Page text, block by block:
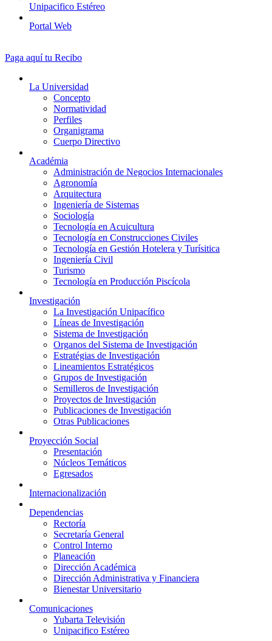
Unipacifico Estéreo
Portal Web
Paga aquí tu Recibo
La Universidad
Concepto
Normatividad
Perfiles
Organigrama
Cuerpo Directivo
Académia
Administración de Negocios Internacionales
Agronomía
Arquitectura
Ingeniería de Sistemas
Sociología
Tecnología en Acuicultura
Tecnología en Construcciones Civiles
Tecnología en Gestión Hotelera y Turísitica
Ingeniería Civil
Turismo
Tecnología en Producción Piscícola
Investigación
La Investigación Unipacífico
Líneas de Investigación
Sistema de Investigación
Organos del Sistema de Investigación
Estratégias de Investigación
Lineamientos Estratégicos
Grupos de Investigación
Semilleros de Investigación
Proyectos de Investigación
Publicaciones de Investigación
Otras Publicaciones
Proyección Social
Presentación
Núcleos Temáticos
Egresados
Internacionalización
Dependencias
Rectoría
Secretaría General
Control Interno
Planeación
Dirección Académica
Dirección Administrativa y Financiera
Bienestar Universitario
Comunicaciones
Yubarta Televisión
Unipacifico Estéreo